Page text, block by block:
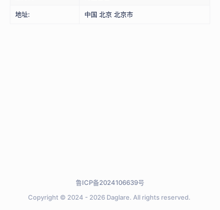
地址: 中国 北京 北京市
Copyright © 2024 - 2026 Daglare. All rights reserved.
鲁ICP备2024106639号